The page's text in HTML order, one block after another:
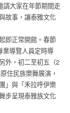
請大家在年節期間走
故事，讓泰雅文化
即正常開館。春節
業導覽人員定時導
外，初二至初五（2
住民族樂舞展演，
」與「禾拉呼伊樂
步呈現泰雅族文化